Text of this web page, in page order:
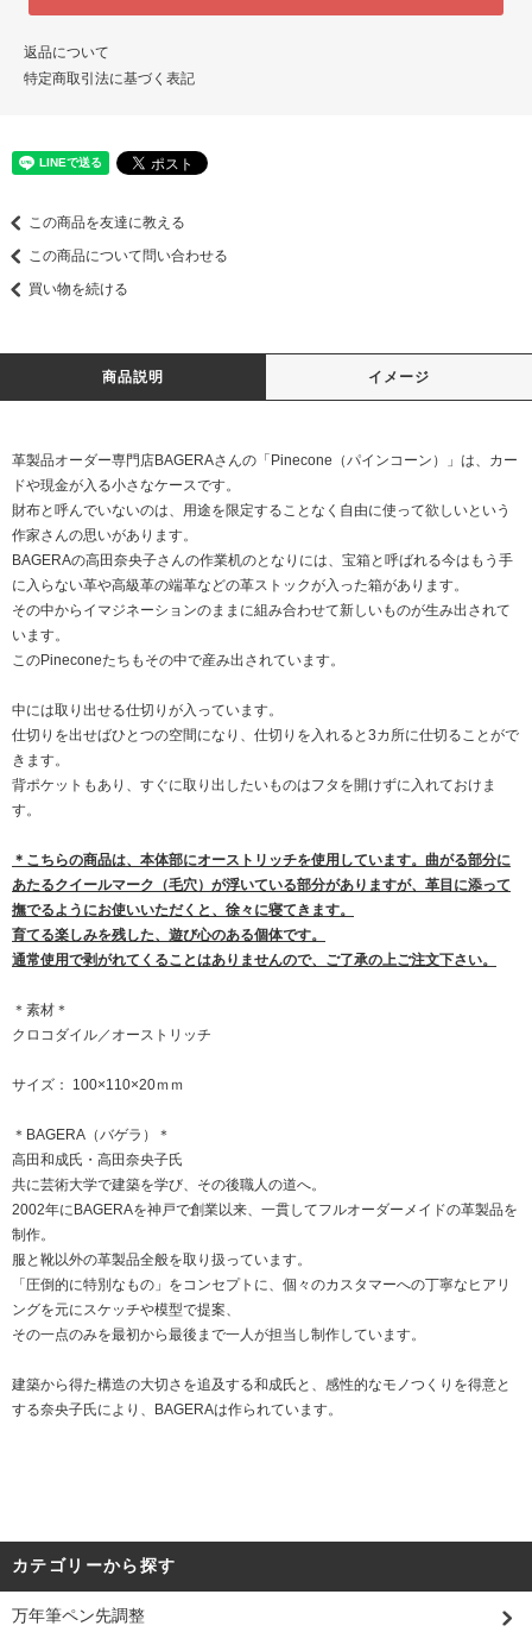
返品について
特定商取引法に基づく表記
この商品を友達に教える
この商品について問い合わせる
買い物を続ける
商品説明 イメージ
革製品オーダー専門店BAGERAさんの「Pinecone（パインコーン）」は、カー
ドや現金が入る小さなケースです。
財布と呼んでいないのは、用途を限定することなく自由に使って欲しいという
作家さんの思いがあります。
BAGERAの高田奈央子さんの作業机のとなりには、宝箱と呼ばれる今はもう手
に入らない革や高級革の端革などの革ストックが入った箱があります。
その中からイマジネーションのままに組み合わせて新しいものが生み出されて
います。
このPineconeたちもその中で産み出されています。
中には取り出せる仕切りが入っています。
仕切りを出せばひとつの空間になり、仕切りを入れると3カ所に仕切ることがで
きます。
背ポケットもあり、すぐに取り出したいものはフタを開けずに入れておけま
す。
＊こちらの商品は、本体部にオーストリッチを使用しています。曲がる部分に
あたるクイールマーク（毛穴）が浮いている部分がありますが、革目に添って
撫でるようにお使いいただくと、徐々に寝てきます。
育てる楽しみを残した、遊び心のある個体です。
通常使用で剥がれてくることはありませんので、ご了承の上ご注文下さい。
＊素材＊
クロコダイル／オーストリッチ
サイズ： 100×110×20ｍｍ
＊BAGERA（バゲラ）＊
高田和成氏・高田奈央子氏
共に芸術大学で建築を学び、その後職人の道へ。
2002年にBAGERAを神戸で創業以来、一貫してフルオーダーメイドの革製品を
制作。
服と靴以外の革製品全般を取り扱っています。
「圧倒的に特別なもの」をコンセプトに、個々のカスタマーへの丁寧なヒアリ
ングを元にスケッチや模型で提案、
その一点のみを最初から最後まで一人が担当し制作しています。
建築から得た構造の大切さを追及する和成氏と、感性的なモノつくりを得意と
する奈央子氏により、BAGERAは作られています。
カテゴリーから探す
万年筆ペン先調整